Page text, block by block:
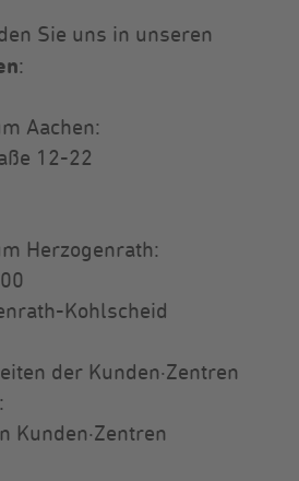
Sie uns in unseren
:
Aachen:
12-22
Herzogenrath:
Kohlscheid
der Kunden·Zentren
Kunden·Zentren